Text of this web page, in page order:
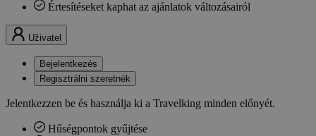
Értesítéseket kaphat az ajánlatok változásairól
Uživatel
Bejelentkezés
Regisztrálni szeretnék
Jelentkezzen be és használja ki a Travelking minden előnyét.
Hűségpontok gyűjtése